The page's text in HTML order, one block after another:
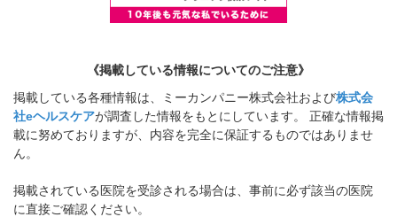
《掲載している情報についてのご注意》
掲載している各種情報は、ミーカンパニー株式会社および株式会
社eヘルスケアが調査した情報をもとにしています。 正確な情報掲
載に努めておりますが、内容を完全に保証するものではありませ
ん。
掲載されている医院を受診される場合は、事前に必ず該当の医院
に直接ご確認ください。